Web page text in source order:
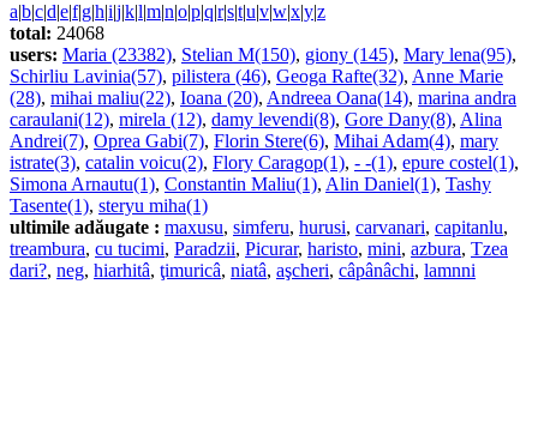
a|b|c|d|e|f|g|h|i|j|k|l|m|n|o|p|q|r|s|t|u|v|w|x|y|z
total: 24068
users: Maria (23382), Stelian M(150), giony (145), Mary lena(95),
Schirliu Lavinia(57), pilistera (46), Geoga Rafte(32), Anne Marie
(28), mihai maliu(22), Ioana (20), Andreea Oana(14), marina andra
caraulani(12), mirela (12), damy levendi(8), Gore Dany(8), Alina
Andrei(7), Oprea Gabi(7), Florin Stere(6), Mihai Adam(4), mary
istrate(3), catalin voicu(2), Flory Caragop(1), - -(1), epure costel(1),
Simona Arnautu(1), Constantin Maliu(1), Alin Daniel(1), Tashy
Tasente(1), steryu miha(1)
ultimile adăugate : maxusu, simferu, hurusi, carvanari, capitanlu,
treambura, cu tucimi, Paradzii, Picurar, haristo, mini, azbura, Tzea
dari?, neg, hiarhitâ, ţimuricâ, niatâ, aşcheri, câpânâchi, lamnni